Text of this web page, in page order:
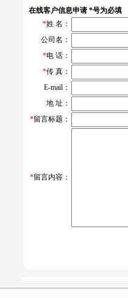
在线客户信息申请 *号为必填
*姓 名：
公司名：
*电 话：
*传 真：
E-mail：
地 址：
*留言标题：
*留言内容：